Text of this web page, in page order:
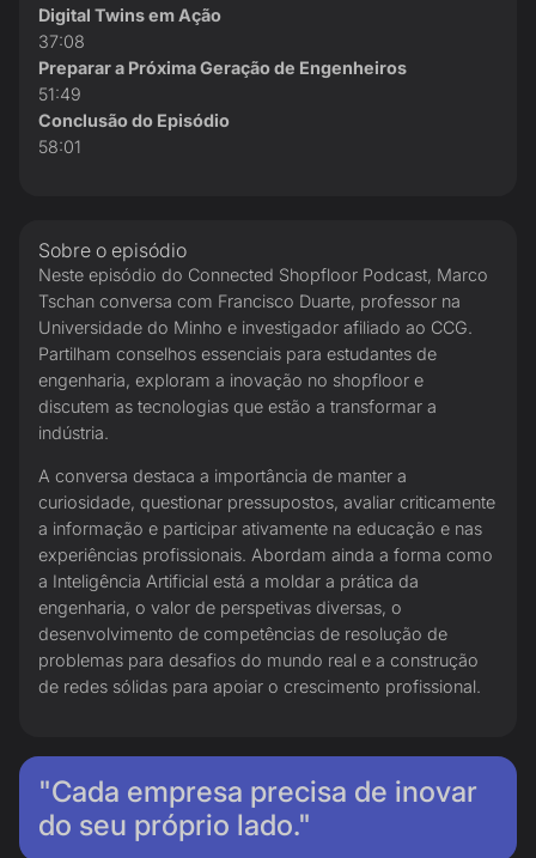
Digital Twins em Ação
37:08
Preparar a Próxima Geração de Engenheiros
51:49
Conclusão do Episódio
58:01
Sobre o episódio
Neste episódio do Connected Shopfloor Podcast, Marco
Tschan conversa com Francisco Duarte, professor na
Universidade do Minho e investigador afiliado ao CCG.
Partilham conselhos essenciais para estudantes de
engenharia, exploram a inovação no shopfloor e
discutem as tecnologias que estão a transformar a
indústria.
A conversa destaca a importância de manter a
curiosidade, questionar pressupostos, avaliar criticamente
a informação e participar ativamente na educação e nas
experiências profissionais. Abordam ainda a forma como
a Inteligência Artificial está a moldar a prática da
engenharia, o valor de perspetivas diversas, o
desenvolvimento de competências de resolução de
problemas para desafios do mundo real e a construção
de redes sólidas para apoiar o crescimento profissional.
"Cada empresa precisa de inovar
do seu próprio lado."